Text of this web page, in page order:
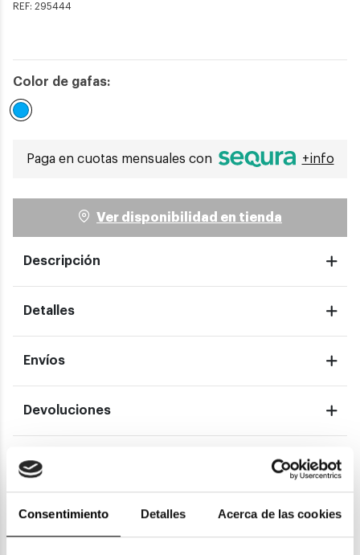
Consentimiento Detalles Acerca de las cookies
REF: 295444
Color de gafas:
Paga en cuotas mensuales con +info
Ver disponibilidad en tienda
Descripción
Detalles
Envíos
Devoluciones
Garantías
También te puede gustar